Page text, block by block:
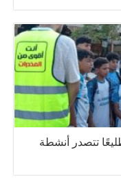
الإدمان بمشاركة 350 طليعًا تتصدر أنشطة